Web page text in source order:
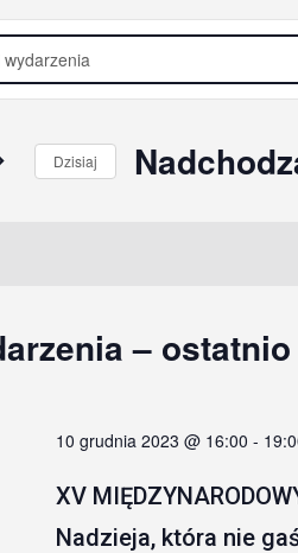
Dzisiaj
–
10 grudnia 2023 @ 16:00 -
XV
Nadzieja, która nie